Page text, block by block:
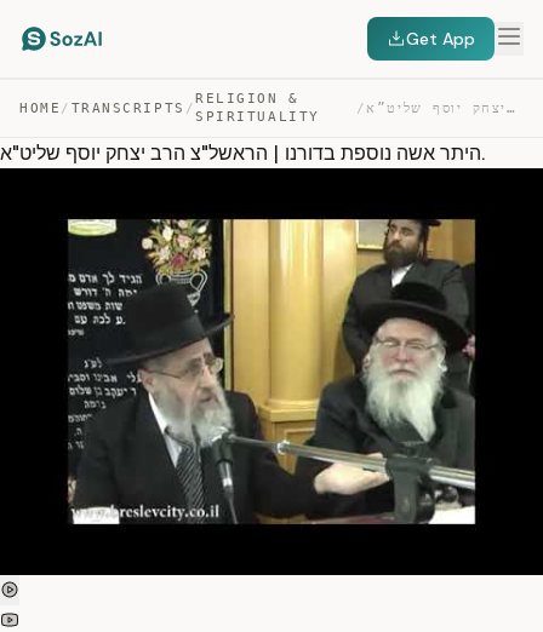
Get App
HOME / TRANSCRIPTS /
RELIGION &
SPIRITUALITY
/ היתר אשה נוספת בדורנו | הראשל”צ הרב יצחק יוסף שליט”א. — TRANSCRIPT
היתר אשה נוספת בדורנו | הראשל"צ הרב יצחק יוסף שליט"א.